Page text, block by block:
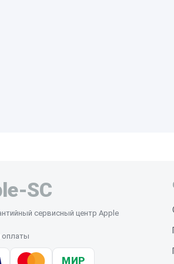
SC
сервисный центр Apple
оплаты
МИР